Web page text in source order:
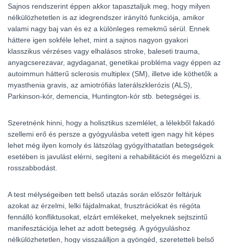
Sajnos rendszerint éppen akkor tapasztaljuk meg, hogy milyen
nélkülözhetetlen is az idegrendszer irányító funkciója, amikor
valami nagy baj van és ez a különleges remekmű sérül. Ennek
háttere igen sokféle lehet, mint a sajnos nagyon gyakori
klasszikus vérzéses vagy elhalásos stroke, baleseti trauma,
anyagcserezavar, agydaganat, genetikai probléma vagy éppen az
autoimmun hátterű sclerosis multiplex (SM), illetve ide köthetők a
myasthenia gravis, az amiotrófiás laterálszklerózis (ALS),
Parkinson-kór, demencia, Huntington-kór stb. betegségei is.
Szeretnénk hinni, hogy a holisztikus szemlélet, a lélekből fakadó
szellemi erő és persze a gyógyulásba vetett igen nagy hit képes
lehet még ilyen komoly és látszólag gyógyíthatatlan betegségek
esetében is javulást elérni, segíteni a rehabilitációt és megelőzni a
rosszabbodást.
A test mélységeiben tett belső utazás során először feltárjuk
azokat az érzelmi, lelki fájdalmakat, frusztrációkat és régóta
fennálló konfliktusokat, elzárt emlékeket, melyeknek sejtszintű
manifesztációja lehet az adott betegség. A gyógyuláshoz
nélkülözhetetlen, hogy visszaálljon a gyöngéd, szeretetteli belső